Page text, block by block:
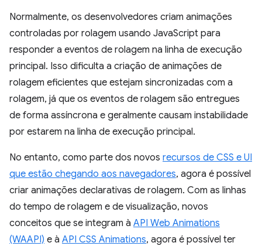
Normalmente, os desenvolvedores criam animações
controladas por rolagem usando JavaScript para
responder a eventos de rolagem na linha de execução
principal. Isso dificulta a criação de animações de
rolagem eficientes que estejam sincronizadas com a
rolagem, já que os eventos de rolagem são entregues
de forma assíncrona e geralmente causam instabilidade
por estarem na linha de execução principal.
No entanto, como parte dos novos recursos de CSS e UI
que estão chegando aos navegadores, agora é possível
criar animações declarativas de rolagem. Com as linhas
do tempo de rolagem e de visualização, novos
conceitos que se integram à API Web Animations
(WAAPI) e à API CSS Animations, agora é possível ter